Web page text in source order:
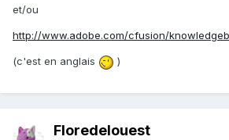
et/ou
http://www.adobe.com/cfusion/
(c'est en anglais )
Floredelouest